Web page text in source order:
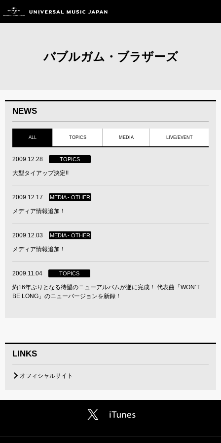
バブルガム・ブラザーズ
NEWS
ALL TOPICS MEDIA LIVE/EVENT
2009.12.28 TOPICS
大型タイアップ決定!!
2009.12.17 MEDIA - OTHER
メディア情報追加！
2009.12.03 MEDIA - OTHER
メディア情報追加！
2009.11.04 TOPICS
約16年ぶりとなる待望のニューアルバムが遂に完成！ 代表曲「WON’T
BE LONG」のニューバージョンを新録！
LINKS
オフィシャルサイト